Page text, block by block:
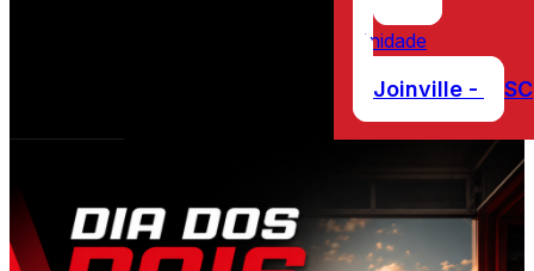
Unidade
Joinville - SC